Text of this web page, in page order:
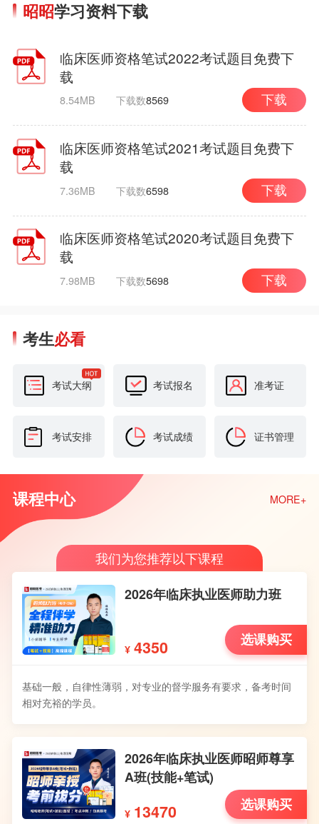
昭昭学习资料下载
临床医师资格笔试2022考试题目免费下
载
8.54MB 下载数8569 下载
临床医师资格笔试2021考试题目免费下
载
7.36MB 下载数6598 下载
临床医师资格笔试2020考试题目免费下
载
7.98MB 下载数5698 下载
考生必看
考试大纲 考试报名 准考证
考试安排 考试成绩 证书管理
课程中心 MORE+
我们为您推荐以下课程
2026年临床执业医师助力班
¥ 4350 选课购买
基础一般，自律性薄弱，对专业的督学服务有要求，备考时间
相对充裕的学员。
2026年临床执业医师昭师尊享
A班(技能+笔试)
¥ 13470 选课购买